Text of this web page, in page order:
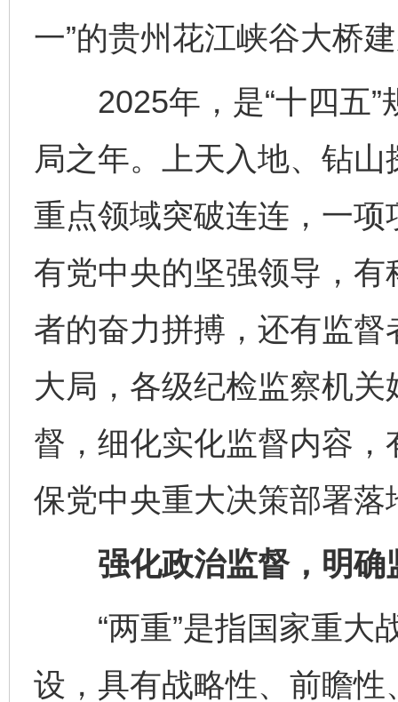
一”的贵州花江峡谷大桥
2025年，是“十四五”
局之年。上天入地、钻
重点领域突破连连，一
有党中央的坚强领导，
者的奋力拼搏，还有监
大局，各级纪检监察机关
督，细化实化监督内容
保党中央重大决策部署落
强化政治监督，明确
“两重”是指国家重大
设，具有战略性、前瞻